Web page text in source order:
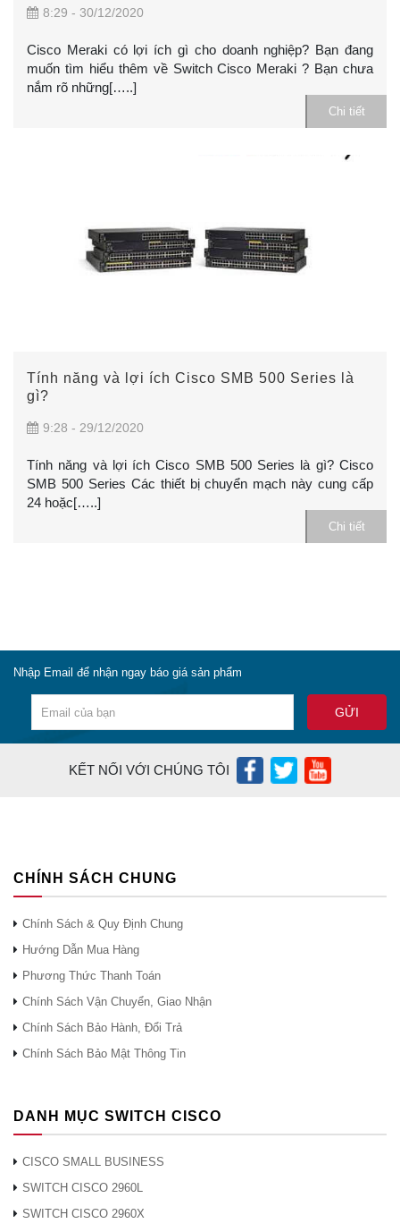
8:29 - 30/12/2020
Cisco Meraki có lợi ích gì cho doanh nghiệp? Bạn đang
muốn tìm hiểu thêm về Switch Cisco Meraki ? Bạn chưa
nắm rõ những[…..]
Chi tiết
Tính năng và lợi ích Cisco SMB 500 Series là
gì?
9:28 - 29/12/2020
Tính năng và lợi ích Cisco SMB 500 Series là gì? Cisco
SMB 500 Series Các thiết bị chuyển mạch này cung cấp
24 hoặc[…..]
Chi tiết
Nhập Email để nhận ngay báo giá sản phẩm
KẾT NỐI VỚI CHÚNG TÔI
CHÍNH SÁCH CHUNG
Chính Sách & Quy Định Chung
Hướng Dẫn Mua Hàng
Phương Thức Thanh Toán
Chính Sách Vận Chuyển, Giao Nhận
Chính Sách Bảo Hành, Đổi Trả
Chính Sách Bảo Mật Thông Tin
DANH MỤC SWITCH CISCO
CISCO SMALL BUSINESS
SWITCH CISCO 2960L
SWITCH CISCO 2960X